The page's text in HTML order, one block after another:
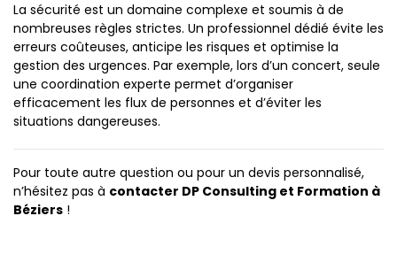
La sécurité est un domaine complexe et soumis à de
nombreuses règles strictes. Un professionnel dédié évite les
erreurs coûteuses, anticipe les risques et optimise la
gestion des urgences. Par exemple, lors d’un concert, seule
une coordination experte permet d’organiser
efficacement les flux de personnes et d’éviter les
situations dangereuses.
Pour toute autre question ou pour un devis personnalisé,
n’hésitez pas à contacter DP Consulting et Formation à
Béziers !